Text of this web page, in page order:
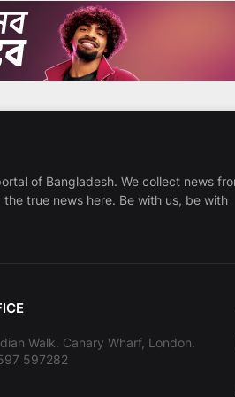
of Bangladesh. We collect news
true news here. Be with us, be with
Walk. Canary Wharf, London.
597282